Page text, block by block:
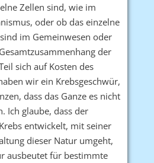
Zellen sind, wie im
oder ob das einzelne
im Gemeinwesen oder
der
sich auf Kosten des
wir ein Krebsgeschwür,
dass das Ganze es nicht
Ich glaube, dass der
entwickelt, mit seiner
dieser Natur umgeht,
ausbeutet für bestimmte